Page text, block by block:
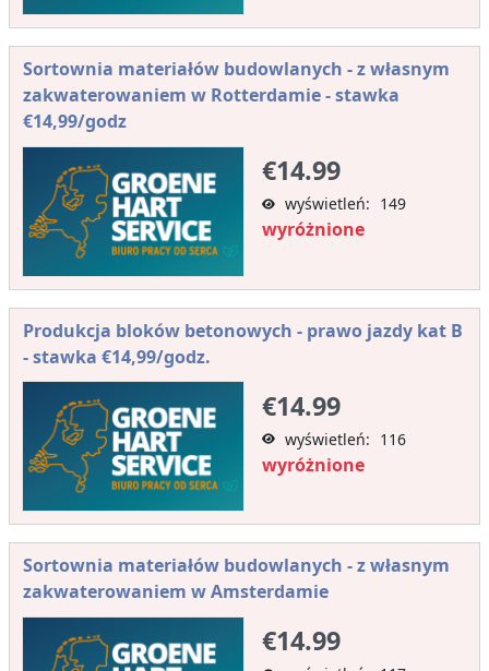
Sortownia materiałów budowlanych - z własnym
zakwaterowaniem w Rotterdamie - stawka
€14,99/godz
€14.99
wyświetleń: 149
wyróżnione
Produkcja bloków betonowych - prawo jazdy kat B
- stawka €14,99/godz.
€14.99
wyświetleń: 116
wyróżnione
Sortownia materiałów budowlanych - z własnym
zakwaterowaniem w Amsterdamie
€14.99